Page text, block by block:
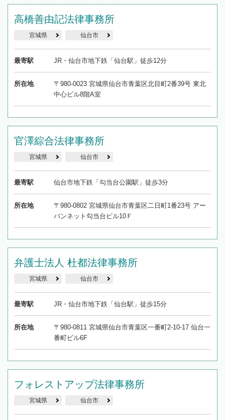
高橋善由記法律事務所
宮城県 仙台市
最寄駅 JR・仙台市地下鉄「仙台駅」徒歩12分
所在地
〒980-0023 宮城県仙台市青葉区北目町2番39号 東北
中心ビル8階A室
官澤綜合法律事務所
宮城県 仙台市
最寄駅 仙台市地下鉄「勾当台公園駅」徒歩3分
所在地
〒980-0802 宮城県仙台市青葉区二日町1番23号 アー
バンネット勾当台ビル10Ｆ
弁護士法人 杜都法律事務所
宮城県 仙台市
最寄駅 JR・仙台市地下鉄「仙台駅」徒歩15分
所在地
〒980-0811 宮城県仙台市青葉区一番町2-10-17 仙台一
番町ビル6F
フォレストアップ法律事務所
宮城県 仙台市